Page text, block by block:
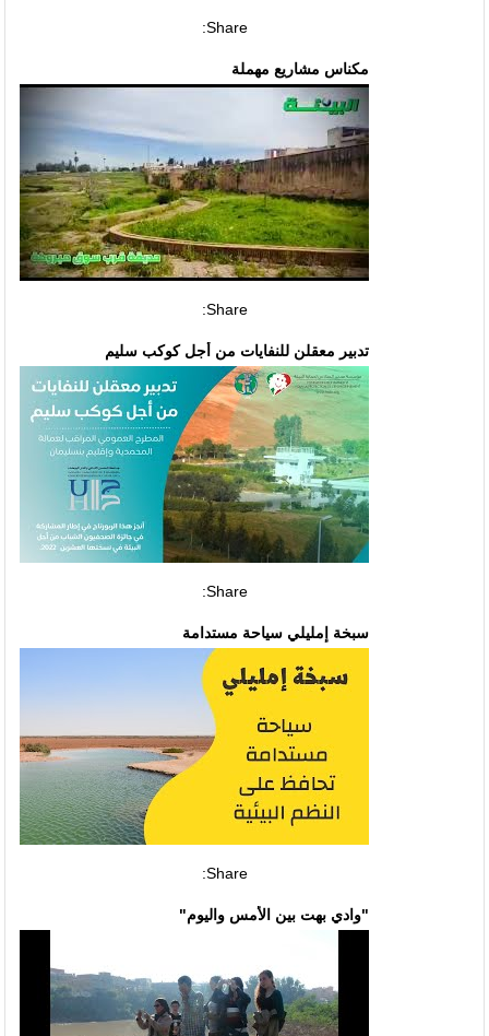
Share:
مكناس مشاريع مهملة
Share:
تدبير معقلن للنفايات من أجل كوكب سليم
Share:
سبخة إمليلي سياحة مستدامة
Share:
"وادي بهت بين الأمس واليوم"